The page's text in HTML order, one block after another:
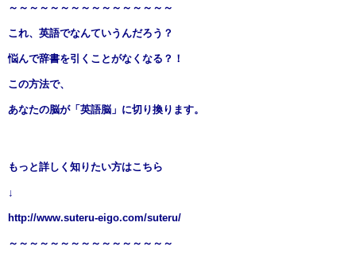
～～～～～～～～～～～～～～～～
これ、英語でなんていうんだろう？
悩んで辞書を引くことがなくなる？！
この方法で、
あなたの脳が「英語脳」に切り換ります。
もっと詳しく知りたい方はこちら
↓
http://www.suteru-eigo.com/suteru/
～～～～～～～～～～～～～～～～